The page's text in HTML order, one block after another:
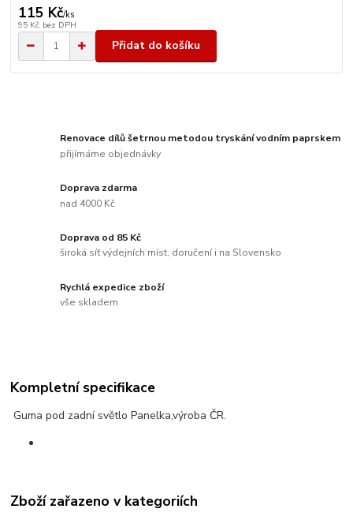
115 Kč/ks
95 Kč bez DPH
Přidat do košíku
Renovace dílů šetrnou metodou tryskání vodním paprskem
přijímáme objednávky
Doprava zdarma
nad 4000 Kč
Doprava od 85 Kč
široká síť výdejních míst, doručení i na Slovensko
Rychlá expedice zboží
vše skladem
Kompletní specifikace
Guma pod zadní světlo Panelka,výroba ČR.
Zboží zařazeno v kategoriích